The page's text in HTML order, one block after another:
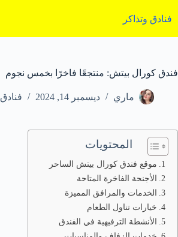
إلى
المحتوى
فنادق وتذاكر
فندق كورال بيتش: منتجعًا فاخرًا بخمس نجوم
ماري ديسمبر 14, 2024 فنادق
المحتويات
موقع فندق كورال بيتش الساحر
الأجنحة الفاخرة المتاحة
الخدمات والمرافق المميزة
خيارات تناول الطعام
الأنشطة الترفيهية في الفندق